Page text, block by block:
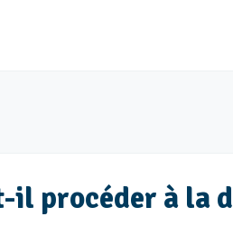
il procéder à la